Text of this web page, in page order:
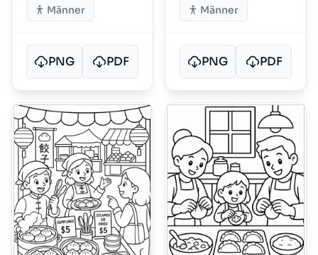
Männer
PNG PDF
Männer
PNG PDF